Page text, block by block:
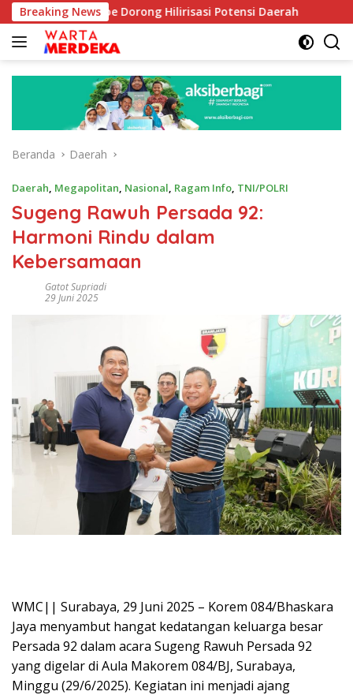
Langsung
ke
konten
Breaking News
Aboe Dorong Hilirisasi Potensi Daerah DPR Dorong
Beranda Daerah
Daerah, Megapolitan, Nasional, Ragam Info, TNI/POLRI
Sugeng Rawuh Persada 92:
Harmoni Rindu dalam
Kebersamaan
Gatot Supriadi
29 Juni 2025
WMC|| Surabaya, 29 Juni 2025 – Korem 084/Bhaskara
Jaya menyambut hangat kedatangan keluarga besar
Persada 92 dalam acara Sugeng Rawuh Persada 92
yang digelar di Aula Makorem 084/BJ, Surabaya,
Minggu (29/6/2025). Kegiatan ini menjadi ajang